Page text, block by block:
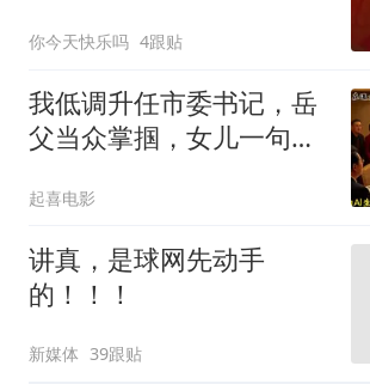
你今天快乐吗 4跟贴
我低调升任市委书记，岳
父当众掌掴，女儿一句话
起喜电影
讲真，是球网先动手
的！！！
新媒体 39跟贴